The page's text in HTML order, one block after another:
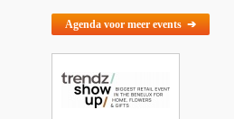
Agenda voor meer events ➔